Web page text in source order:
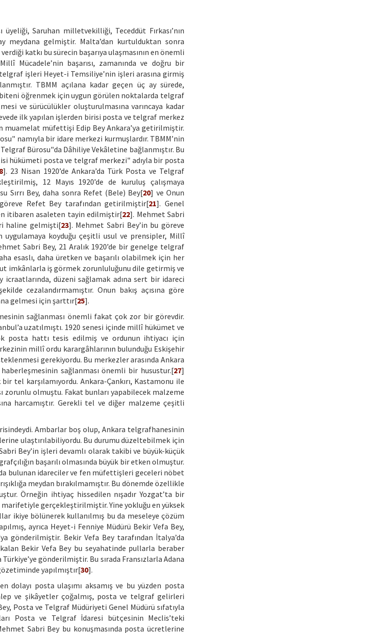
Saruhan milletvekilliği, Teceddüt Fırkası’nın
meydana gelmiştir. Malta’dan kurtulduktan sonra
katkı bu sürecin başarıya ulaşmasının en önemli
Mücadele’nin başarısı, zamanında ve doğru bir
telgraf işleri Heyet-i Temsiliye’nin işleri arasına girmiş
TBMM açılana kadar geçen üç ay sürede,
öğrenmek için uygun görülen noktalarda telgraf
ve sürücülükler oluşturulmasına varıncaya kadar
ilk yapılan işlerden birisi posta ve telgraf merkez
muamelat müfettişi Edip Bey Ankara’ya getirilmiştir.
namıyla bir idare merkezi kurmuşlardır. TBMM’nin
Bürosu"da Dâhiliye Vekâletine bağlanmıştır. Bu
hükümeti posta ve telgraf merkezi" adıyla bir posta
]. 23 Nisan 1920’de Ankara’da Türk Posta ve Telgraf
12 Mayıs 1920’de de kuruluş çalışmaya
Sırrı Bey, daha sonra Refet (Bele) Bey[20] ve Onun
Refet Bey tarafından getirilmiştir[21]. Genel
itibaren asaleten tayin edilmiştir[22]. Mehmet Sabri
haline gelmişti[23]. Mehmet Sabri Bey’in bu göreve
uygulamaya koyduğu çeşitli usul ve prensipler, Millî
Sabri Bey, 21 Aralık 1920’de bir genelge telgraf
esaslı, daha üretken ve başarılı olabilmek için her
imkânlarla iş görmek zorunluluğunu dile getirmiş ve
icraatlarında, düzeni sağlamak adına sert bir idareci
cezalandırmamıştır. Onun bakış açısına göre
gelmesi için şarttır[25].
sağlanması önemli fakat çok zor bir görevdir.
uzatılmıştı. 1920 senesi içinde millî hükümet ve
posta hattı tesis edilmiş ve ordunun ihtiyacı için
millî ordu karargâhlarının bulunduğu Eskişehir
gerekiyordu. Bu merkezler arasında Ankara
sağlanması önemli bir husustur.[27]
tel karşılamıyordu. Ankara-Çankırı, Kastamonu ile
zorunlu olmuştu. Fakat bunları yapabilecek malzeme
harcamıştır. Gerekli tel ve diğer malzeme çeşitli
Ambarlar boş olup, Ankara telgrafhanesinin
ulaştırılabiliyordu. Bu durumu düzeltebilmek için
Bey’in işleri devamlı olarak takibi ve büyük-küçük
başarılı olmasında büyük bir etken olmuştur.
bulunan idareciler ve fen müfettişleri geceleri nöbet
meydan bırakılmamıştır. Bu dönemde özellikle
Örneğin ihtiyaç hissedilen nışadır Yozgat’ta bir
marifetiyle gerçekleştirilmiştir. Yine yokluğu en yüksek
ikiye bölünerek kullanılmış bu da meseleye çözüm
ayrıca Heyet-i Fenniye Müdürü Bekir Vefa Bey,
gönderilmiştir. Bekir Vefa Bey tarafından İtalya’da
Bekir Vefa Bey bu seyahatinde pullarla beraber
gönderilmiştir. Bu sırada Fransızlarla Adana
yapılmıştır[30].
dolayı posta ulaşımı aksamış ve bu yüzden posta
ve şikâyetler çoğalmış, posta ve telgraf gelirleri
Posta ve Telgraf Müdüriyeti Genel Müdürü sıfatıyla
Posta ve Telgraf İdaresi bütçesinin Meclis’teki
Sabri Bey bu konuşmasında posta ücretlerine